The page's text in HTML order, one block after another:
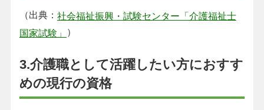
（出典： 社会福祉振興・試験センター「介護福祉士
国家試験」
）
3.介護職として活躍したい方におすす
めの現行の資格